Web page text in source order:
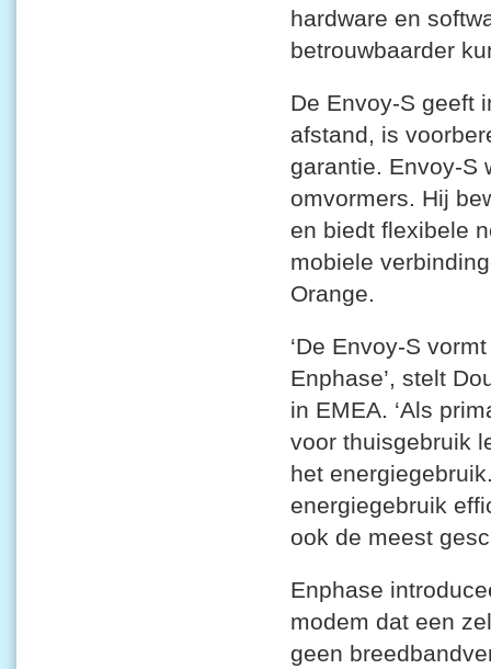
hardware en
betrouwbaarder
De Envoy-S geeft
afstand, is
garantie. Envoy-S
omvormers. Hij
en biedt flexibele
mobiele
Orange.
‘De Envoy-S
Enphase’, stelt
in EMEA. ‘Als
voor thuisgebruik
het
energiegebruik
ook de meest
Enphase
modem dat een
geen